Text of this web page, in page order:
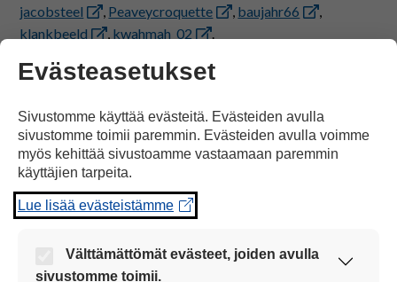
jacobsteel
, Peaveycroquette , baujahr66
,
klankbeeld
, kwahmah_02 .
PELI
Sivu päivitetty: 4.12.2023
Evästeasetukset
Sivustomme käyttää evästeitä. Evästeiden avulla
sivustomme toimii paremmin. Evästeiden avulla voimme
myös kehittää sivustoamme vastaamaan paremmin
käyttäjien tarpeita.
Lue lisää evästeistämme
Välttämättömät evästeet, joiden avulla
sivustomme toimii.